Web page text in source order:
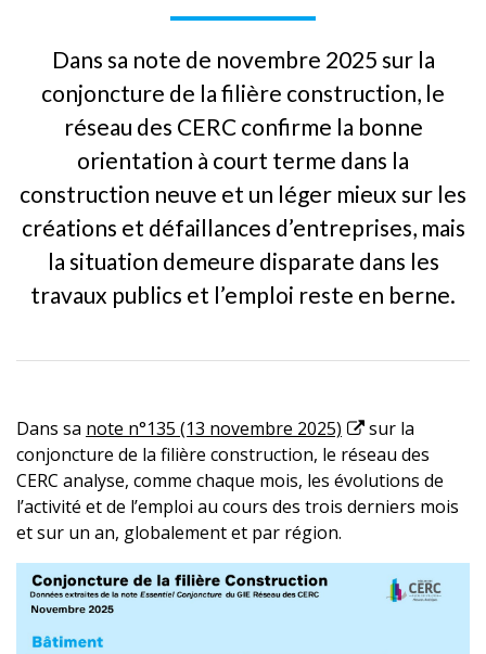
Dans sa note de novembre 2025 sur la
conjoncture de la filière construction, le
réseau des CERC confirme la bonne
orientation à court terme dans la
construction neuve et un léger mieux sur les
créations et défaillances d’entreprises, mais
la situation demeure disparate dans les
travaux publics et l’emploi reste en berne.
Dans sa note n°135 (13 novembre 2025)
sur la
conjoncture de la filière construction, le réseau des
CERC analyse, comme chaque mois, les évolutions de
l’activité et de l’emploi au cours des trois derniers mois
et sur un an, globalement et par région.